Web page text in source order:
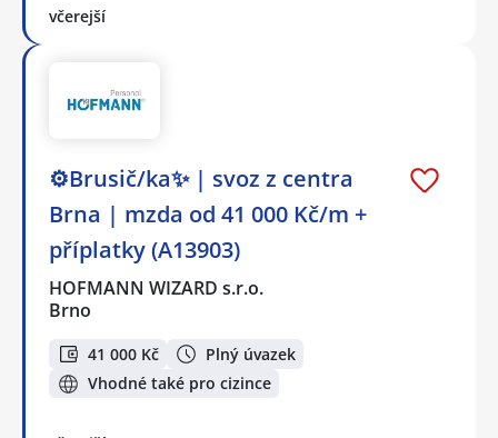
včerejší
⚙️Brusič/ka✨ | svoz z centra
Brna | mzda od 41 000 Kč/m +
příplatky (A13903)
HOFMANN WIZARD s.r.o.
Brno
41 000 Kč
Plný úvazek
Vhodné také pro cizince